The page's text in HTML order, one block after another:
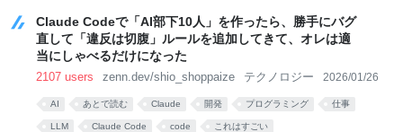
などと共同推進
Claude Codeで「AI部下10人」を作ったら、勝手にバグ
直して「違反は切腹」ルールを追加してきて、オレは適
当にしゃべるだけになった
2107 users zenn.dev/shio_shoppaize テクノロジー 2026/01/26
AI あとで読む Claude 開発 プログラミング 仕事
LLM Claude Code code これはすごい